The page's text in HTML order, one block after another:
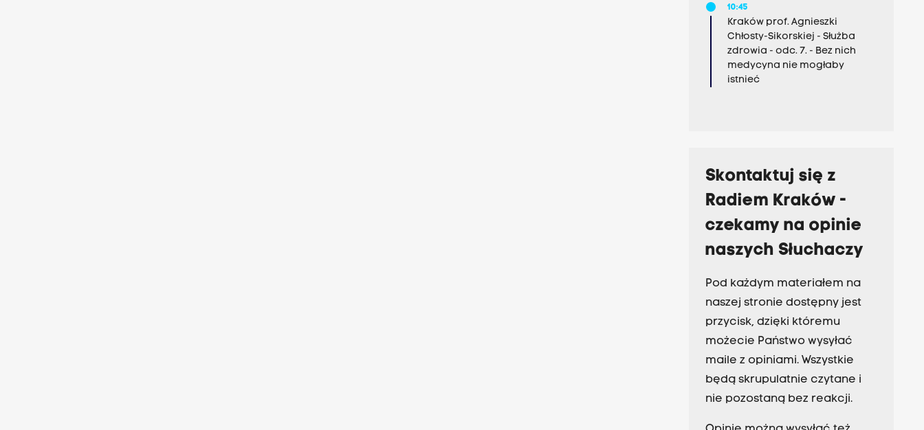
10:45
Kraków prof. Agnieszki
Chłosty-Sikorskiej - Służba
zdrowia - odc. 7. - Bez nich
medycyna nie mogłaby
istnieć
Skontaktuj się z
Radiem Kraków -
czekamy na opinie
naszych Słuchaczy
Pod każdym materiałem na
naszej stronie dostępny jest
przycisk, dzięki któremu
możecie Państwo wysyłać
maile z opiniami. Wszystkie
będą skrupulatnie czytane i
nie pozostaną bez reakcji.